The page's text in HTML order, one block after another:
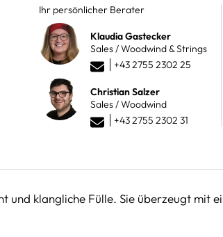
Ihr persönlicher Berater
Klaudia Gastecker
Sales / Woodwind & Strings
+43 2755 2302 25
Christian Salzer
Sales / Woodwind
+43 2755 2302 31
klangliche Fülle. Sie überzeugt mit